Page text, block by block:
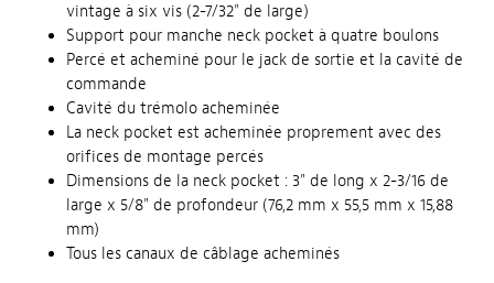
vintage à six vis (2-7/32" de large)
Support pour manche neck pocket à quatre boulons
Percé et acheminé pour le jack de sortie et la cavité de
commande
Cavité du trémolo acheminée
La neck pocket est acheminée proprement avec des
orifices de montage percés
Dimensions de la neck pocket : 3" de long x 2-3/16 de
large x 5/8" de profondeur (76,2 mm x 55,5 mm x 15,88
mm)
Tous les canaux de câblage acheminés